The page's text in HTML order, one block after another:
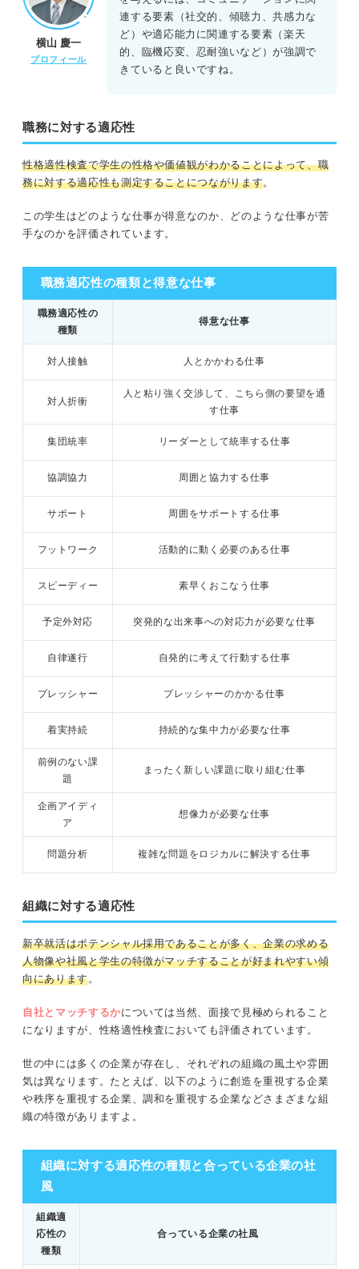
横山 慶一
プロフィール
連する要素（社交的、傾聴力、共感力な
ど）や適応能力に関連する要素（楽天
的、臨機応変、忍耐強いなど）が強調で
きていると良いですね。
職務に対する適応性
性格適性検査で学生の性格や価値観がわかることによって、職
務に対する適応性も測定することにつながります。
この学生はどのような仕事が得意なのか、どのような仕事が苦
手なのかを評価されています。
職務適応性の
種類
得意な仕事
対人接触 人とかかわる仕事
対人折衝
人と粘り強く交渉して、こちら側の要望を通
す仕事
集団統率 リーダーとして統率する仕事
協調協力 周囲と協力する仕事
サポート 周囲をサポートする仕事
フットワーク 活動的に動く必要のある仕事
スピーディー 素早くおこなう仕事
予定外対応 突発的な出来事への対応力が必要な仕事
自律遂行 自発的に考えて行動する仕事
プレッシャー プレッシャーのかかる仕事
着実持続 持続的な集中力が必要な仕事
前例のない課
題
まったく新しい課題に取り組む仕事
企画アイディ
ア
想像力が必要な仕事
問題分析 複雑な問題をロジカルに解決する仕事
職務適応性の種類と得意な仕事
組織に対する適応性
新卒就活はポテンシャル採用であることが多く、企業の求める
人物像や社風と学生の特徴がマッチすることが好まれやすい傾
向にあります。
自社とマッチするかについては当然、面接で見極められること
になりますが、性格適性検査においても評価されています。
世の中には多くの企業が存在し、それぞれの組織の風土や雰囲
気は異なります。たとえば、以下のように創造を重視する企業
や秩序を重視する企業、調和を重視する企業などさまざまな組
織の特徴がありますよ。
組織適
応性の
種類
合っている企業の社風
組織に対する適応性の種類と合っている企業の社
風